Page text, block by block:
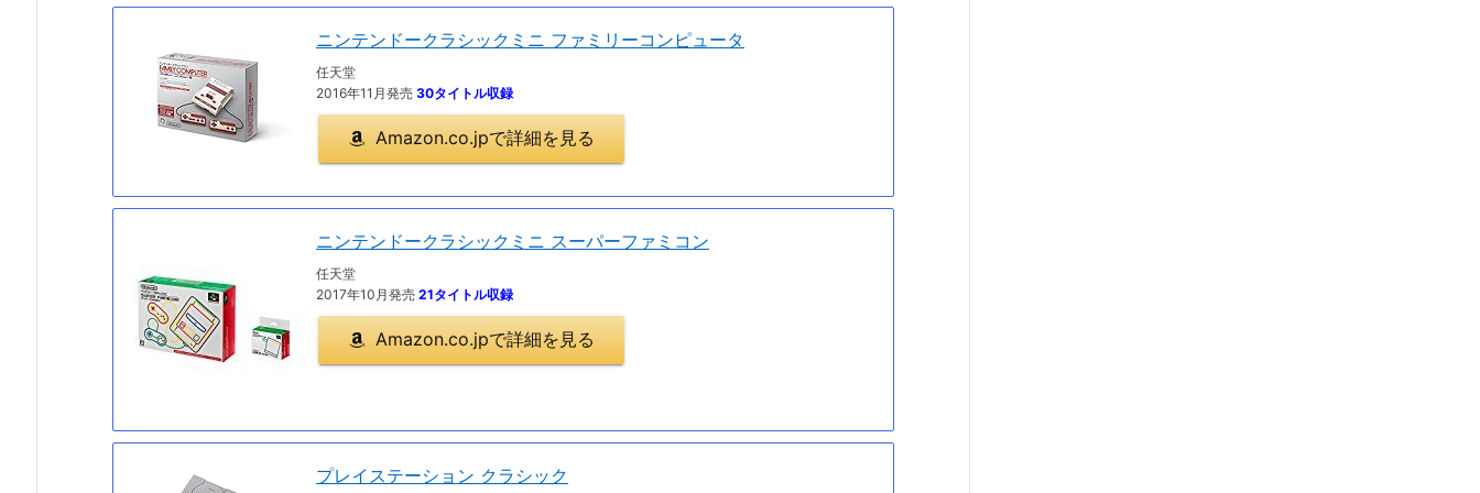
ニンテンドークラシックミニ ファミリーコンピュータ
任天堂
2016年11月発売 30タイトル収録
Amazon.co.jpで詳細を見る
ニンテンドークラシックミニ スーパーファミコン
任天堂
2017年10月発売 21タイトル収録
Amazon.co.jpで詳細を見る
プレイステーション クラシック